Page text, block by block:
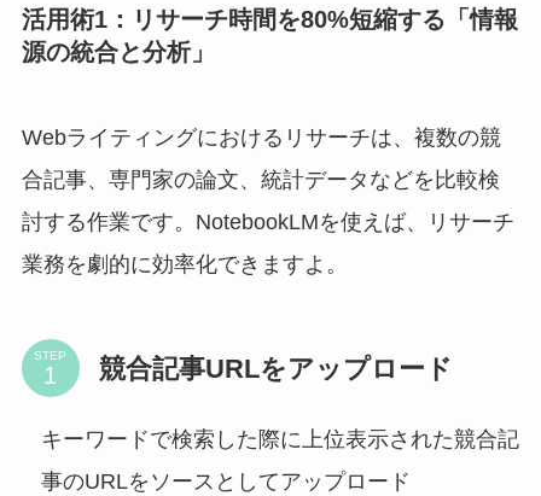
活用術1：リサーチ時間を80%短縮する「情報
源の統合と分析」
Webライティングにおけるリサーチは、複数の競
合記事、専門家の論文、統計データなどを比較検
討する作業です。NotebookLMを使えば、リサーチ
業務を劇的に効率化できますよ。
STEP 競合記事URLをアップロード
キーワードで検索した際に上位表示された競合記
事のURLをソースとしてアップロード